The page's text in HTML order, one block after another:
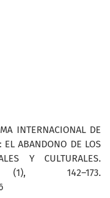
INTERNACIONAL DE
EL ABANDONO DE LOS
Y CULTURALES.
142–173.